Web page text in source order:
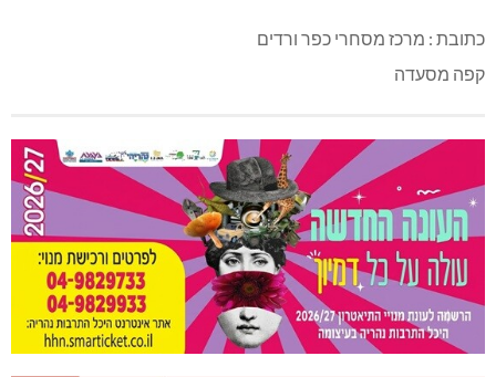
כתובת : מרכז מסחרי כפר ורדים
קפה מסעדה